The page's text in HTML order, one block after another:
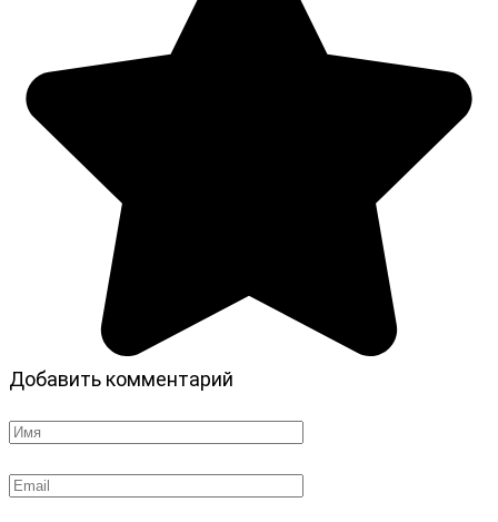
Добавить комментарий
Имя
Email